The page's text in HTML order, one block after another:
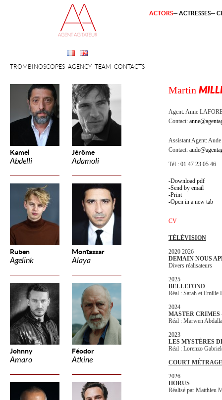
Kamel
Abdelli
Jérôme
Adamoli
Ruben
Agelink
Montassar
Alaya
Johnny
Amaro
Féodor
Atkine
TROMBINOSCOPES AGENCY TEAM CONTACTS
ACTORS ACTRESSES
Martin
Agent:Anne
Contact:
Assistant Agent:Aude
Contact:
Tél : 01 47 23 05 46
Download pdf
Send by email
Print
Open in a new tab
CV
TÉLÉVISION
2020 2026
DEMAIN NOUS
Divers réalisateurs
2025
BELLEFOND
Réal : Sarah et Emilie
2024
MASTER CRIMES
Réal : Marwen
2023
LES MYSTÈRES
Réal : Lorenzo
COURT MÉTRAGE
2026
HORUS
Réalisé par Matthieu